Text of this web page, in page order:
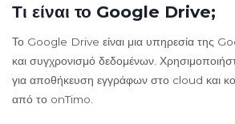
Τι είναι το Google Drive;
Το Google Drive είναι μια υπηρεσία της
και συγχρονισμό δεδομένων.
για αποθήκευση εγγράφων στο cloud και
από το onTimo.